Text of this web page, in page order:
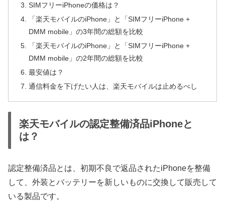
SIMフリーiPhoneの価格は？
「楽天モバイルのiPhone」と「SIMフリーiPhone +
DMM mobile」の3年間の総額を比較
「楽天モバイルのiPhone」と「SIMフリーiPhone +
DMM mobile」の2年間の総額を比較
最安値は？
通信料金を下げたい人は、楽天モバイルは止めるべし
楽天モバイルの認定整備済品iPhoneと
は？
認定整備済品とは、初期不良で返品されたiPhoneを整備
して、外装とバッテリーを新しいものに交換して販売して
いる製品です。